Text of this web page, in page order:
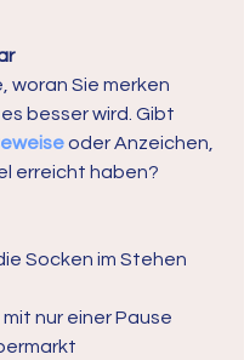
woran Sie merken
besser wird. Gibt
oder Anzeichen,
erreicht haben?
Socken im Stehen
mit nur einer Pause